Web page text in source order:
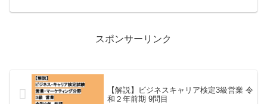
スポンサーリンク
【解説】ビジネスキャリア検定3級営業 令
和２年前期 9問目